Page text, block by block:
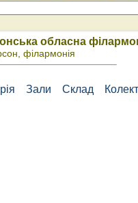
обласна
філармонія
Зали Склад